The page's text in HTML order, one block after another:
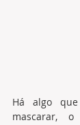
Há algo
mascarar,